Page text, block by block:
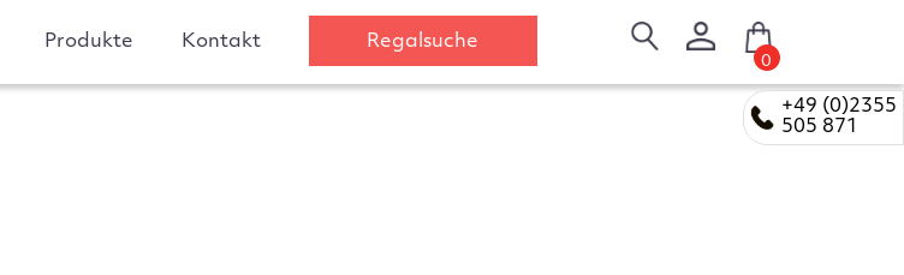
+49 (0)2355
505 871
Produkte Kontakt Regalsuche
0